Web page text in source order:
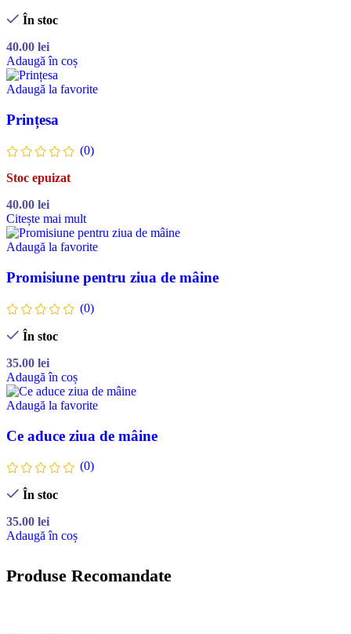
În stoc
40.00 lei
Adaugă în coș
Adaugă la favorite
Prințesa
(0)
Stoc epuizat
40.00 lei
Citește mai mult
Adaugă la favorite
Promisiune pentru ziua de mâine
(0)
În stoc
35.00 lei
Adaugă în coș
Adaugă la favorite
Ce aduce ziua de mâine
(0)
În stoc
35.00 lei
Adaugă în coș
Produse Recomandate